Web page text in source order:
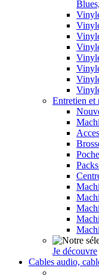
Entretien et
Je découvre
Cables audio,